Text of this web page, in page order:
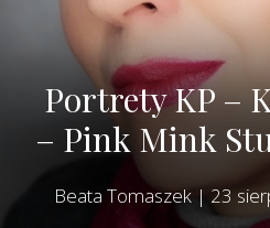
Portrety KP –
– Pink Mink
Beata Tomaszek | 23